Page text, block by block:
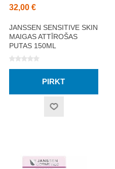
32,00 €
JANSSEN SENSITIVE SKIN
MAIGAS ATTĪROŠAS
PUTAS 150ML